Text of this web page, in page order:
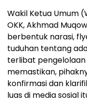
Wakil Ketua Umum
OKK, Akhmad
berbentuk narasi,
tuduhan tentang
terlibat pengelolaan
memastikan,
konfirmasi dan
luas di media sosial